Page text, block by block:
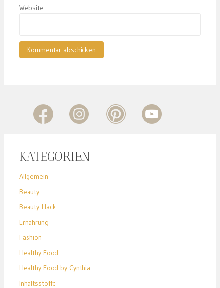
Website
KATEGORIEN
Allgemein
Beauty
Beauty-Hack
Ernährung
Fashion
Healthy Food
Healthy Food by Cynthia
Inhaltsstoffe